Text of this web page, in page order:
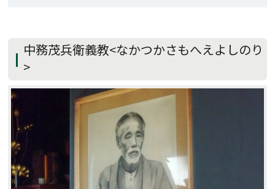
中務茂兵衛義教<なかつかさもへえよしのり
>